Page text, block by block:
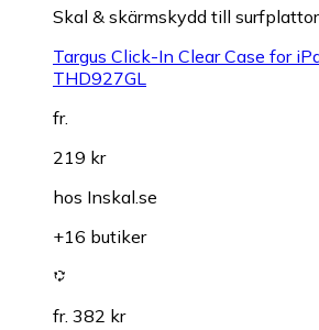
Skal & skärmskydd till surfplattor
Targus Click-In Clear Case for
THD927GL
fr.
219 kr
hos Inskal.se
+16 butiker
fr. 382 kr